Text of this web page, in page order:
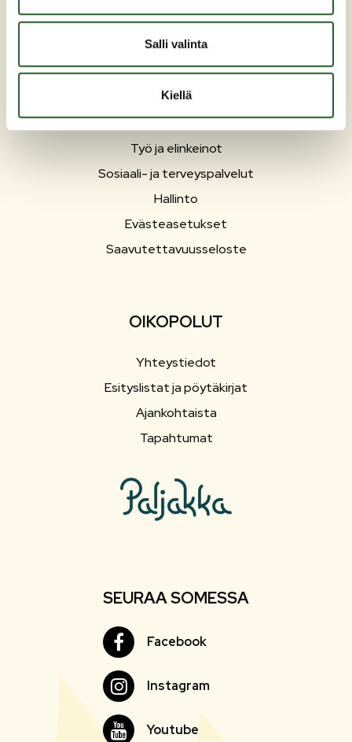
Salli valinta
Kiellä
Asuminen ja ympäristö
Liikunta ja vapaa-aika
Matkailu
Varhaiskasvatus ja opetus
Työ ja elinkeinot
Sosiaali- ja terveyspalvelut
Hallinto
Evästeasetukset
Saavutettavuusseloste
OIKOPOLUT
Yhteystiedot
Esityslistat ja pöytäkirjat
Ajankohtaista
Tapahtumat
SEURAA SOMESSA
FacebookFacebook
InstagramInstagram
YoutubeYoutube